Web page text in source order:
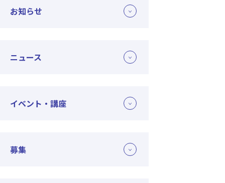
お知らせ
ニュース
イベント・講座
募集